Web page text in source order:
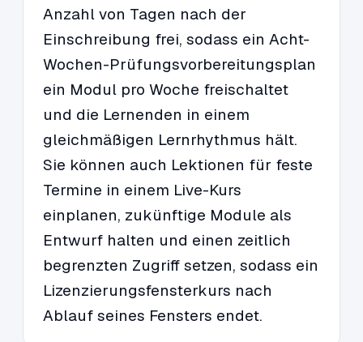
Anzahl von Tagen nach der
Einschreibung frei, sodass ein Acht-
Wochen-Prüfungsvorbereitungsplan
ein Modul pro Woche freischaltet
und die Lernenden in einem
gleichmäßigen Lernrhythmus hält.
Sie können auch Lektionen für feste
Termine in einem Live-Kurs
einplanen, zukünftige Module als
Entwurf halten und einen zeitlich
begrenzten Zugriff setzen, sodass ein
Lizenzierungsfensterkurs nach
Ablauf seines Fensters endet.